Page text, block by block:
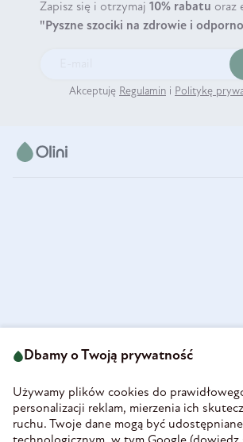
Zapisz się i otrzymaj 10% rabatu oraz
"Pyszne szociki na zdrowie i
Akceptuję Regulamin i Politykę
58-160 Świebodzice
REGON 890213034
INFORMACJE
Dbamy o Twoją prywatność
Używamy plików cookies do
personalizacji reklam, mierzenia ich
ruchu. Twoje dane mogą być